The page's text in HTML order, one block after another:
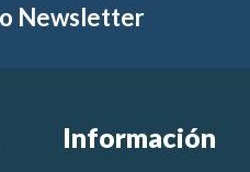
Newsletter
Información